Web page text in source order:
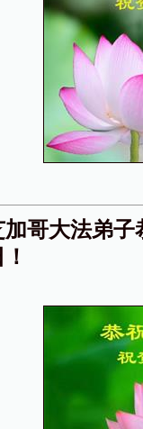
哥大法弟